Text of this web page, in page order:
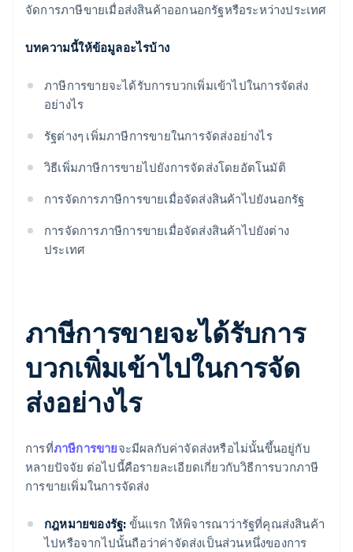
จัดการภาษีขายเมื่อส่งสินค้าออกนอกรัฐหรือระหว่างประเทศ
บทความนี้ให้ข้อมูลอะไรบ้าง
ภาษีการขายจะได้รับการบวกเพิ่มเข้าไปในการจัดส่ง
อย่างไร
รัฐต่างๆ เพิ่มภาษีการขายในการจัดส่งอย่างไร
วิธีเพิ่มภาษีการขายไปยังการจัดส่งโดยอัตโนมัติ
การจัดการภาษีการขายเมื่อจัดส่งสินค้าไปยังนอกรัฐ
การจัดการภาษีการขายเมื่อจัดส่งสินค้าไปยังต่าง
ประเทศ
ภาษีการขายจะได้รับการ
บวกเพิ่มเข้าไปในการจัด
ส่งอย่างไร
การที่ภาษีการขายจะมีผลกับค่าจัดส่งหรือไม่นั้นขึ้นอยู่กับ
หลายปัจจัย ต่อไปนี้คือรายละเอียดเกี่ยวกับวิธีการบวกภาษี
การขายเพิ่มในการจัดส่ง
กฎหมายของรัฐ: ขั้นแรก ให้พิจารณาว่ารัฐที่คุณส่งสินค้า
ไปหรือจากไปนั้นถือว่าค่าจัดส่งเป็นส่วนหนึ่งของการ